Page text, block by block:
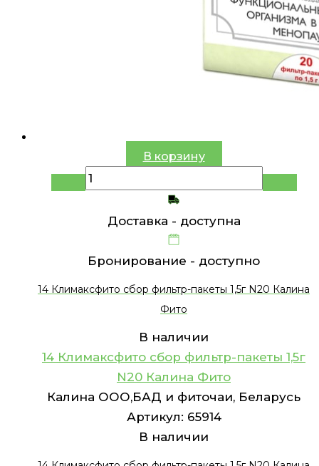
В корзину
Доставка - доступна
Бронирование - доступно
14 Климаксфито сбор фильтр-пакеты 1,5г N20 Калина
Фито
В наличии
14 Климаксфито сбор фильтр-пакеты 1,5г
N20 Калина Фито
Калина ООО,БАД и фиточаи, Беларусь
Артикул: 65914
В наличии